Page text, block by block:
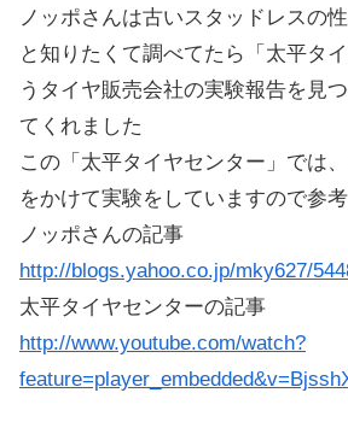
ノッポさんは古いスタッドレスの
と知りたくて調べてたら「太平タ
うタイヤ販売会社の実験報告を見
てくれました
この「太平タイヤセンター」では
をかけて実験をしていますので参
ノッポさんの記事
http://blogs.yahoo.co.jp/mky627/
太平タイヤセンターの記事
http://www.youtube.com/watch?